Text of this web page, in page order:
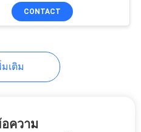
CONTACT
มเติม
ความ